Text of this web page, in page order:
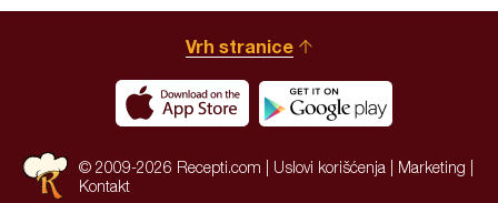
Vrh stranice
© 2009-2026 Recepti.com | Uslovi korišćenja Marketing
Kontakt